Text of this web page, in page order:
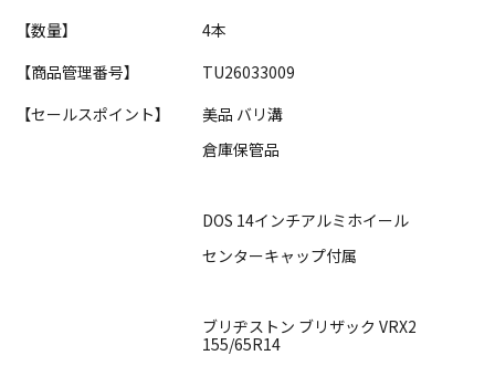
【数量】
4本
【商品管理番号】
TU26033009
【セールスポイント】
美品 バリ溝
倉庫保管品
DOS 14インチアルミホイール
センターキャップ付属
ブリヂストン ブリザック VRX2
155/65R14